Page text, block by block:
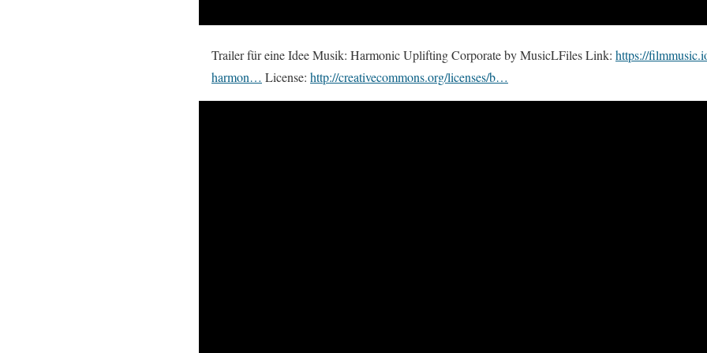
Trailer für eine Idee Musik: Harmonic Uplifting Corporate by MusicLFiles Link: https://
harmon… License: http://creativecommons.org/licenses/b…